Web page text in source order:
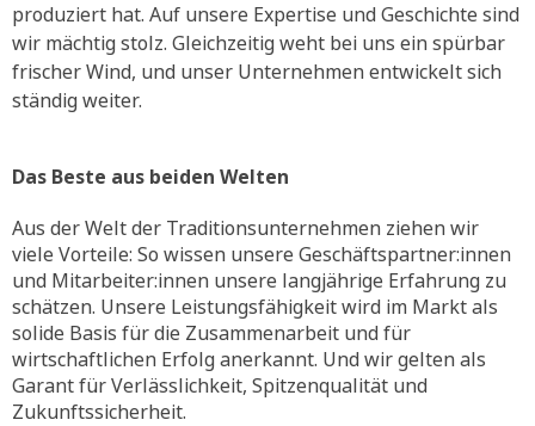
produziert hat. Auf unsere Expertise und Geschichte sind
wir mächtig stolz. Gleichzeitig weht bei uns ein spürbar
frischer Wind, und unser Unternehmen entwickelt sich
ständig weiter.
Das Beste aus beiden Welten
Aus der Welt der Traditionsunternehmen ziehen wir
viele Vorteile: So wissen unsere Geschäftspartner:innen
und Mitarbeiter:innen unsere langjährige Erfahrung zu
schätzen. Unsere Leistungsfähigkeit wird im Markt als
solide Basis für die Zusammenarbeit und für
wirtschaftlichen Erfolg anerkannt. Und wir gelten als
Garant für Verlässlichkeit, Spitzenqualität und
Zukunftssicherheit.